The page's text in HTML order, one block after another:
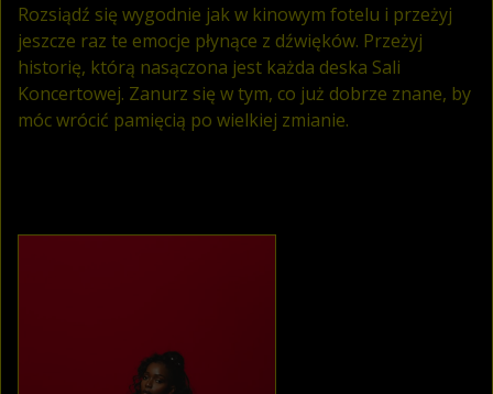
Rozsiądź się wygodnie jak w kinowym fotelu i przeżyj
jeszcze raz te emocje płynące z dźwięków. Przeżyj
historię, którą nasączona jest każda deska Sali
Koncertowej. Zanurz się w tym, co już dobrze znane, by
móc wrócić pamięcią po wielkiej zmianie.